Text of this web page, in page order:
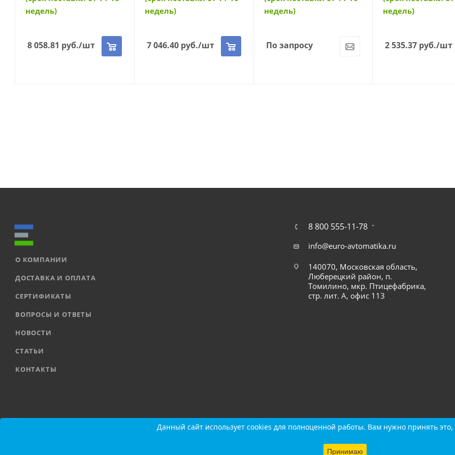
недель)
8 058.81 руб./шт
недель)
7 046.40руб./шт
недель)
По запросу
недель)
2 535.37 руб./шт
О КОМПАНИИ
ДОСТАВКА И ОПЛАТА
СЕРТИФИКАТЫ
ВОПРОСЫ И ОТВЕТЫ
НОВОСТИ
СТАТЬИ
КОНТАКТЫ
8 800 555-11-78
info@euro-avtomatika.ru
140070, Московская область,
Люберецкий район, п.
Томилино, мкр. Птицефабрика,
стр. лит. А, офис 113
Карта сайтаДанный сайт использует cookies для полноценной работы. Вам нужно принять это,
Принимаю
Данный сайт использует cookies для полноценной работы. Вам нужно принять это,
Принимаю